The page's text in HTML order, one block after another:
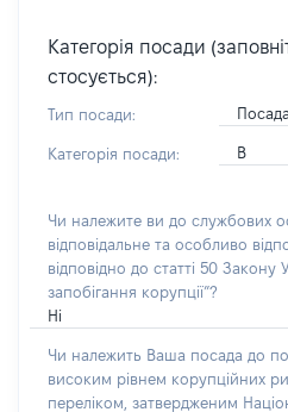
Категорія посади
стосується):
Тип посади:
Категорія посади: В
Чи належите ви до службових
відповідальне та особливо
відповідно до статті 50 Закону
запобігання корупції”?
Ні
Чи належить Ваша посада до
високим рівнем корупційних
переліком, затвердженим